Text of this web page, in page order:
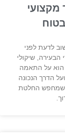
מקצועי
לדעת לפני
הבעירה, שיקולי
הוא על התאמה
הדרך הנכונה
שמחפש החלטת